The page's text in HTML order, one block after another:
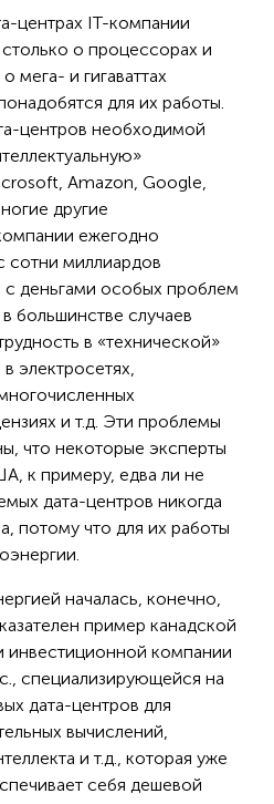
центрах IT-компании
о процессорах и
мега- и гигаваттах
для их работы.
центров необходимой
Amazon, Google,
другие
ежегодно
сотни миллиардов
деньгами особых проблем
большинстве случаев
в «технической»
электросетях,
и т.д. Эти проблемы
что некоторые эксперты
к примеру, едва ли не
дата-центров никогда
потому что для их работы
началась, конечно,
пример канадской
инвестиционной компании
специализирующейся на
дата-центров для
вычислений,
и т.д., которая уже
себя дешевой